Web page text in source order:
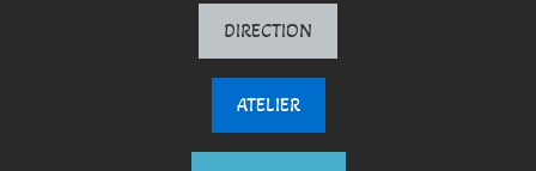
DIRECTION
ATELIER